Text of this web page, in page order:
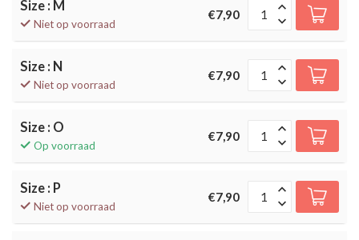
Size : M
Niet op voorraad
€7,90
Size : N
Niet op voorraad
€7,90
Size : O
Op voorraad
€7,90
Size : P
Niet op voorraad
€7,90